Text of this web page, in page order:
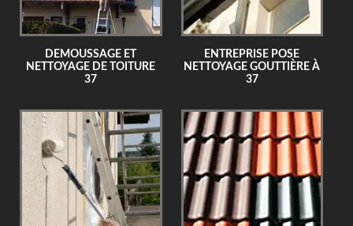
DEMOUSSAGE ET
NETTOYAGE DE TOITURE
37
ENTREPRISE POSE
NETTOYAGE GOUTTIÈRE À
37